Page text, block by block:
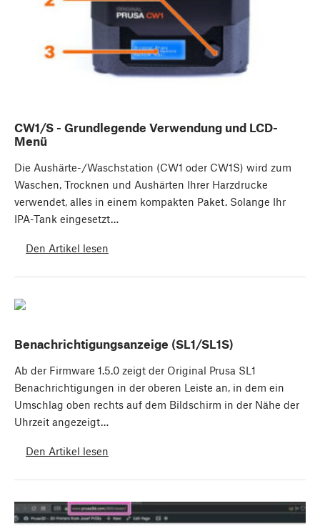
CW1/S - Grundlegende Verwendung und LCD-
Menü
Die Aushärte-/Waschstation (CW1 oder CW1S) wird zum
Waschen, Trocknen und Aushärten Ihrer Harzdrucke
verwendet, alles in einem kompakten Paket. Solange Ihr
IPA-Tank eingesetzt…
Den Artikel lesen
Benachrichtigungsanzeige (SL1/SL1S)
Ab der Firmware 1.5.0 zeigt der Original Prusa SL1
Benachrichtigungen in der oberen Leiste an, in dem ein
Umschlag oben rechts auf dem Bildschirm in der Nähe der
Uhrzeit angezeigt…
Den Artikel lesen